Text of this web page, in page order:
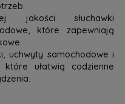
słuchawki
które zapewniają
uchwyty samochodowe i
ułatwią codzienne